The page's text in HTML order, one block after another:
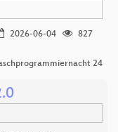
2026-06-04
827
24